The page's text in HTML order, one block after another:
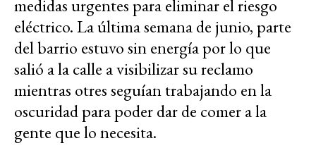
medidas urgentes para eliminar el riesgo
eléctrico. La última semana de junio, parte
del barrio estuvo sin energía por lo que
salió a la calle a visibilizar su reclamo
mientras otres seguían trabajando en la
oscuridad para poder dar de comer a la
gente que lo necesita.